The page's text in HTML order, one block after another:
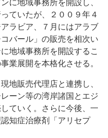
に地域事務所を開設し、
ていたが、２００９年４
ラビア、７月にはアラブ
バール」の販売を相次い
地域事務所を開設するこ
業展開を本格化させる。
地販売代理店と連携し、
ーン等の湾岸諸国とエジ
ていく。さらに今後、一
知症治療剤「アリセプ